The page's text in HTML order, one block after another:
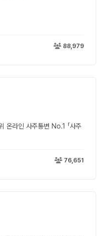
88,979
온라인 사주통변 No.1 「사주
76,651